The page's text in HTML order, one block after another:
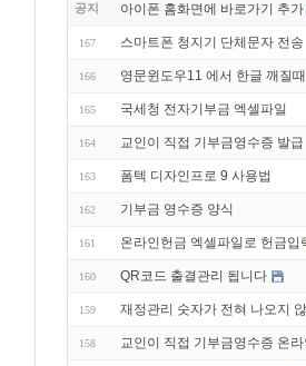
공지 아이폰 홈화면에 바로가기 추가
167 스마트폰 청지기 단체문자 전송
166 영문윈도우11 에서 한글 깨질때
165 국세청 전자기부금 엑셀파일
164 교인이 직접 기부금영수증 발급
163 폼텍 디자인프로 9 사용법
162 기부금 영수증 양식
161 온라인헌금 엑셀파일로 헌금입
160 QR코드 출결관리 됩니다
159 재정관리 숫자가 전혀 나오지
158 교인이 직접 기부금영수증 온